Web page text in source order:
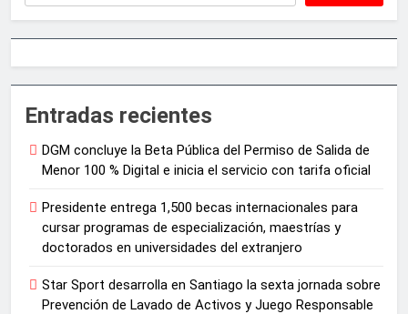
Entradas recientes
DGM concluye la Beta Pública del Permiso de Salida de
Menor 100 % Digital e inicia el servicio con tarifa oficial
Presidente entrega 1,500 becas internacionales para
cursar programas de especialización, maestrías y
doctorados en universidades del extranjero
Star Sport desarrolla en Santiago la sexta jornada sobre
Prevención de Lavado de Activos y Juego Responsable